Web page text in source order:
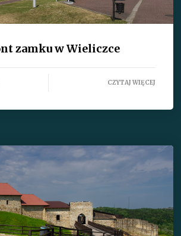
zamku w Wieliczce
CZYTAJ WIĘCEJ